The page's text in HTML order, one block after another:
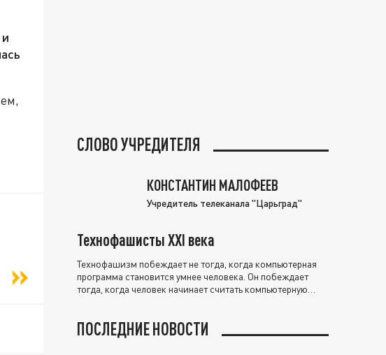
СЛОВО УЧРЕДИТЕЛЯ
КОНСТАНТИН МАЛОФЕЕВ
Учредитель телеканала "Царьград"
Технофашисты XXI века
Технофашизм побеждает не тогда, когда компьютерная
программа становится умнее человека. Он побеждает
тогда, когда человек начинает считать компьютерную
ПОСЛЕДНИЕ НОВОСТИ